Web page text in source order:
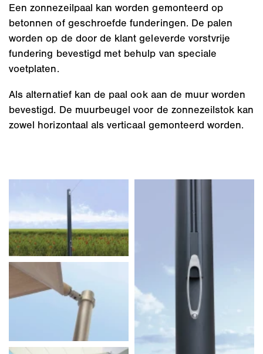
Een zonnezeilpaal kan worden gemonteerd op
betonnen of geschroefde funderingen. De palen
worden op de door de klant geleverde vorstvrije
fundering bevestigd met behulp van speciale
voetplaten.
Als alternatief kan de paal ook aan de muur worden
bevestigd. De muurbeugel voor de zonnezeilstok kan
zowel horizontaal als verticaal gemonteerd worden.